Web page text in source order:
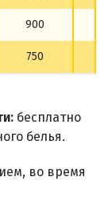
900
750
бесплатно
белья.
во время